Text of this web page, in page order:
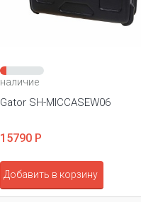
наличие
Gator SH-MICCASEW06
15790 Р
Добавить в корзину